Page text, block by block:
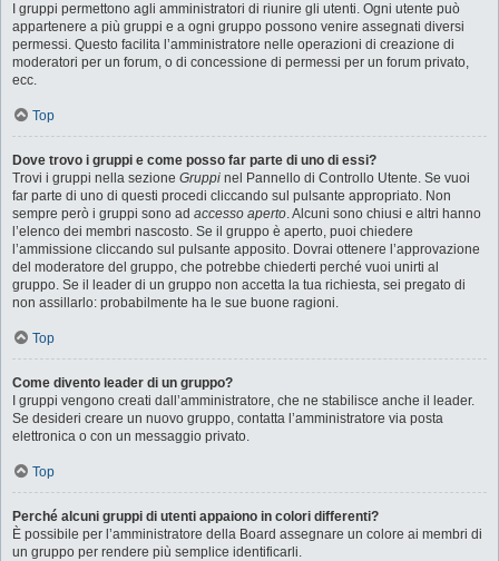
I gruppi permettono agli amministratori di riunire gli utenti. Ogni utente può
appartenere a più gruppi e a ogni gruppo possono venire assegnati diversi
permessi. Questo facilita l’amministratore nelle operazioni di creazione di
moderatori per un forum, o di concessione di permessi per un forum privato,
ecc.
Top
Dove trovo i gruppi e come posso far parte di uno di essi?
Trovi i gruppi nella sezione Gruppi nel Pannello di Controllo Utente. Se vuoi
far parte di uno di questi procedi cliccando sul pulsante appropriato. Non
sempre però i gruppi sono ad accesso aperto. Alcuni sono chiusi e altri hanno
l’elenco dei membri nascosto. Se il gruppo è aperto, puoi chiedere
l’ammissione cliccando sul pulsante apposito. Dovrai ottenere l’approvazione
del moderatore del gruppo, che potrebbe chiederti perché vuoi unirti al
gruppo. Se il leader di un gruppo non accetta la tua richiesta, sei pregato di
non assillarlo: probabilmente ha le sue buone ragioni.
Top
Come divento leader di un gruppo?
I gruppi vengono creati dall’amministratore, che ne stabilisce anche il leader.
Se desideri creare un nuovo gruppo, contatta l’amministratore via posta
elettronica o con un messaggio privato.
Top
Perché alcuni gruppi di utenti appaiono in colori differenti?
È possibile per l’amministratore della Board assegnare un colore ai membri di
un gruppo per rendere più semplice identificarli.